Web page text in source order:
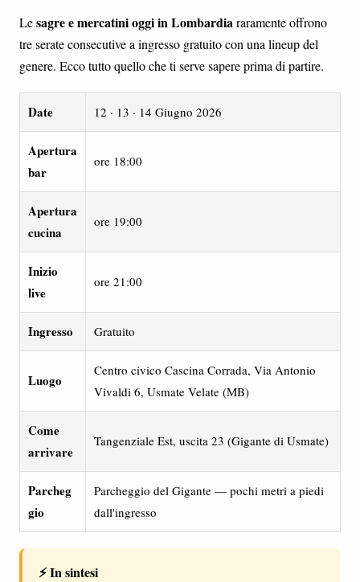
Lesagre e mercatini oggi in Lombardiararamente offrono
tre serate consecutive a ingresso gratuito con una lineup del
genere. Ecco tutto quello che ti serve sapere prima di partire.
Date 12 · 13 · 14 Giugno 2026
Apertura
bar
ore 18:00
Apertura
cucina
ore 19:00
Inizio
live
ore 21:00
Ingresso Gratuito
Luogo
Centro civico Cascina Corrada, Via Antonio
Vivaldi 6, Usmate Velate (MB)
Come
arrivare
Tangenziale Est, uscita 23 (Gigante di Usmate)
Parcheg
gio
Parcheggio del Gigante — pochi metri a piedi
dall'ingresso
⚡ In sintesi